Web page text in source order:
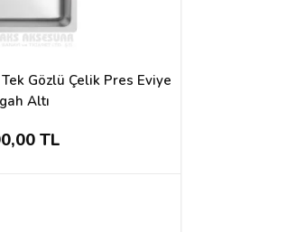
Gözlü Çelik Pres Eviye
Altı
TL